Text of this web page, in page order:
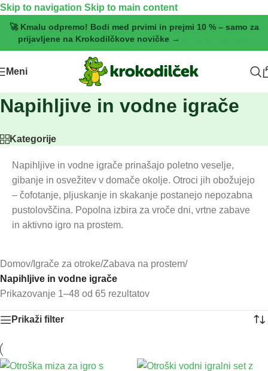
Skip to navigation Skip to main content
🚀 Kmalu odpremo! Bodi med prvimi in prejmi 10 % – samo za
prijavljene na Krokodilčkove novičke →
Meni
Napihljive in vodne igrače
Kategorije
Napihljive in vodne igrače prinašajo poletno veselje,
gibanje in osvežitev v domače okolje. Otroci jih obožujejo
– čofotanje, pljuskanje in skakanje postanejo nepozabna
pustolovščina. Popolna izbira za vroče dni, vrtne zabave
in aktivno igro na prostem.
Domov/Igrače za otroke/Zabava na prostem/
Napihljive in vodne igrače
Prikazovanje 1–48 od 65 rezultatov
Prikaži filter